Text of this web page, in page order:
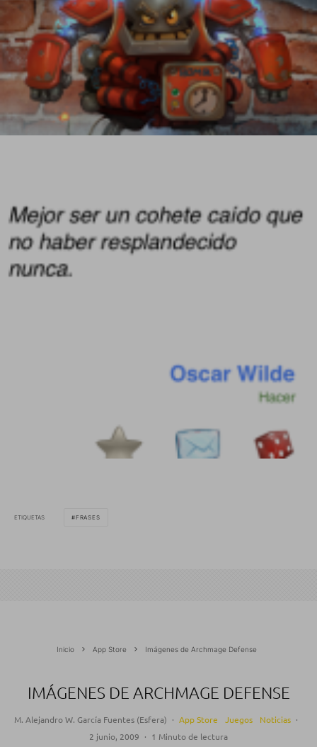
ETIQUETAS FRASES
Inicio App Store Imágenes de Archmage Defense
IMÁGENES DE ARCHMAGE DEFENSE
M. Alejandro W. García Fuentes (Esfera) · App Store Juegos Noticias ·
2 junio, 2009 · 1 Minuto de lectura